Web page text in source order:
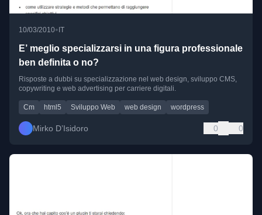
10/03/2010• IT
E’ meglio specializzarsi in una figura professionale
ben definita o no?
Risposte a dubbi su specializzazione nel web design, sviluppo CMS,
copywriting e web advertising per carriere digitali.
Cm html5 Sviluppo Web web design wordpress
Mirko D’Isidoro 0 0